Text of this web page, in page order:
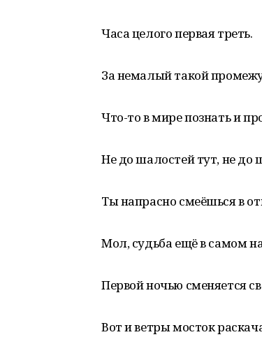
Часа целого первая треть.
За немалый такой
Что-то в мире познать и
Не до шалостей тут, не до
Ты напрасно смеёшься в
Мол, судьба ещё в самом
Первой ночью сменяется
Вот и ветры мосток